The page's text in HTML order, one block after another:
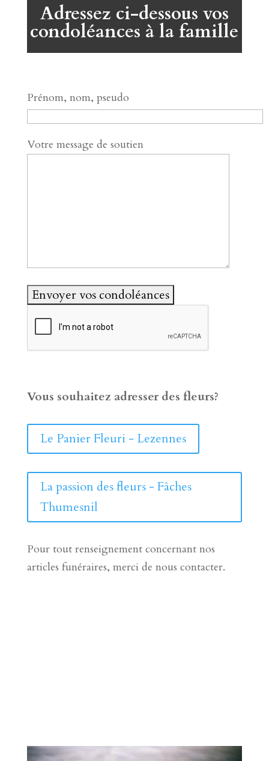
Adressez ci-dessous vos
condoléances à la famille
Prénom, nom, pseudo
Votre message de soutien
Vous souhaitez adresser des fleurs?
Le Panier Fleuri - Lezennes
La passion des fleurs - Fâches
Thumesnil
Pour tout renseignement concernant nos
articles funéraires, merci de nous contacter.